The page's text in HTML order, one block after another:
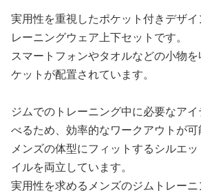
実用性を重視したポケット付きデザ
レーニングウェア上下セットです。
スマートフォンやタオルなどの小物
ケットが配置されています。
ジムでのトレーニング中に必要なア
べるため、効率的なワークアウトが可
メンズの体型にフィットするシルエ
イルを両立しています。
実用性を求めるメンズのジムトレー